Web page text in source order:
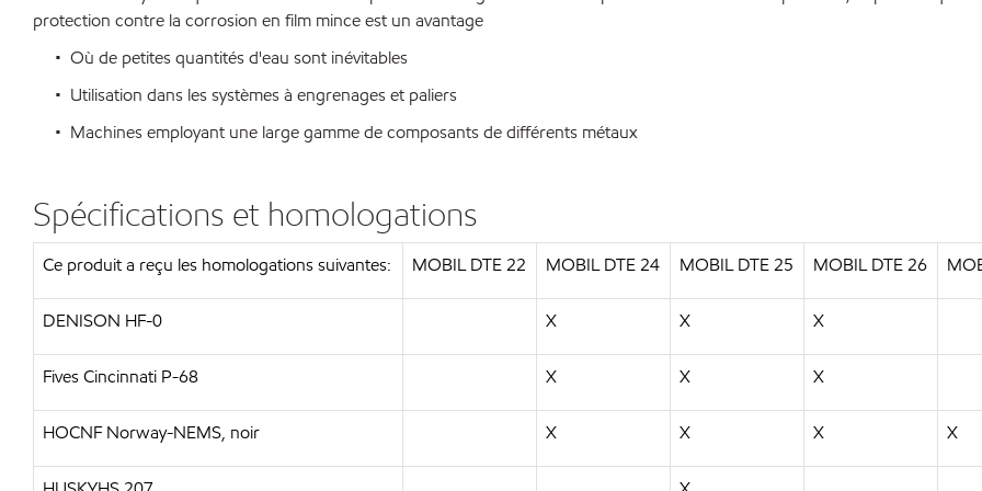
protection contre la corrosion en film mince est un avantage
• Où de petites quantités d'eau sont inévitables
• Utilisation dans les systèmes à engrenages et paliers
• Machines employant une large gamme de composants de différents métaux
Spécifications et homologations
Ce produit a reçu les homologations suivantes: MOBIL DTE 22 MOBIL DTE 24 MOBIL DTE 25 MOBIL DTE 26
DENISON HF-0 X X X
Fives Cincinnati P-68 X X X
HOCNF Norway-NEMS, noir X X X X